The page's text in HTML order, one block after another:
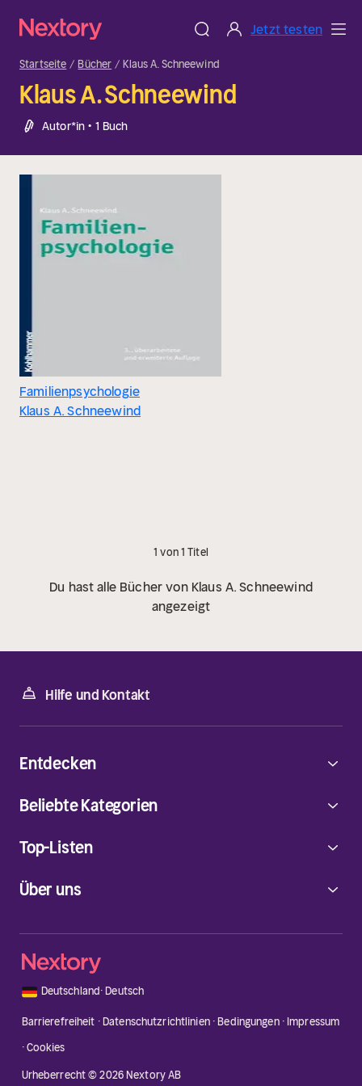
Jetzt testen
Startseite Bücher Klaus A. Schneewind
Klaus A. Schneewind
Autor*in • 1 Buch
Familienpsychologie
Klaus A. Schneewind
1 von 1 Titel
Du hast alle Bücher von Klaus A. Schneewind
angezeigt
Hilfe und Kontakt
Über uns
Entdecken
Beliebte Kategorien
Top-Listen
🇩🇪 Deutschland·Deutsch
Barrierefreiheit ·Datenschutzrichtlinien·Bedingungen· Impressum
·Cookies
Urheberrecht © 2026 Nextory AB